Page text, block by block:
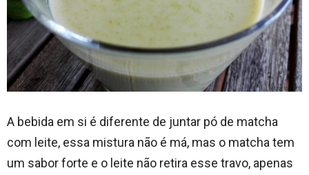
A bebida em si é diferente de juntar pó de matcha
com leite, essa mistura não é má, mas o matcha tem
um sabor forte e o leite não retira esse travo, apenas